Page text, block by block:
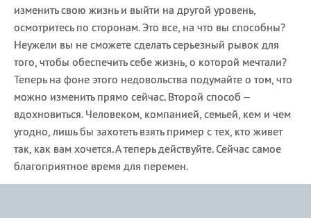
изменить свою жизнь и выйти на другой уровень,
осмотритесь по сторонам. Это все, на что вы способны?
Неужели вы не сможете сделать серьезный рывок для
того, чтобы обеспечить себе жизнь, о которой мечтали?
Теперь на фоне этого недовольства подумайте о том, что
можно изменить прямо сейчас. Второй способ –
вдохновиться. Человеком, компанией, семьей, кем и чем
угодно, лишь бы захотеть взять пример с тех, кто живет
так, как вам хочется. А теперь действуйте. Сейчас самое
благоприятное время для перемен.